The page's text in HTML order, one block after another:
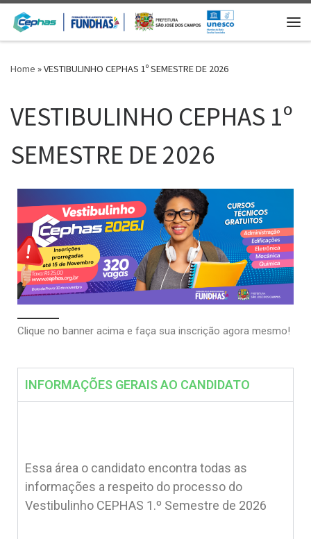
Skip to content
Home »VESTIBULINHO CEPHAS 1º SEMESTRE DE 2026
VESTIBULINHO CEPHAS 1º
SEMESTRE DE 2026
Clique no banner acima e faça sua inscrição agora mesmo!
INFORMAÇÕES GERAIS AO CANDIDATO
Essa área o candidato encontra todas as
informações a respeito do processo do
Vestibulinho CEPHAS 1.º Semestre de 2026